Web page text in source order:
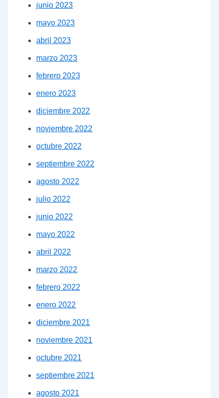
junio 2023
mayo 2023
abril 2023
marzo 2023
febrero 2023
enero 2023
diciembre 2022
noviembre 2022
octubre 2022
septiembre 2022
agosto 2022
julio 2022
junio 2022
mayo 2022
abril 2022
marzo 2022
febrero 2022
enero 2022
diciembre 2021
noviembre 2021
octubre 2021
septiembre 2021
agosto 2021